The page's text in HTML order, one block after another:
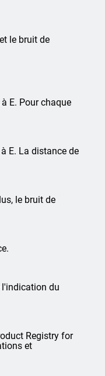
le bruit de
E. Pour chaque
E. La distance de
le bruit de
l'indication du
Registry for
et